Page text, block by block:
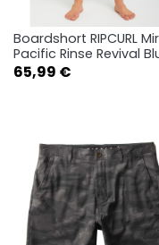
Boardshort RIPCURL
Pacific Rinse Revival
Prix
65,99 €